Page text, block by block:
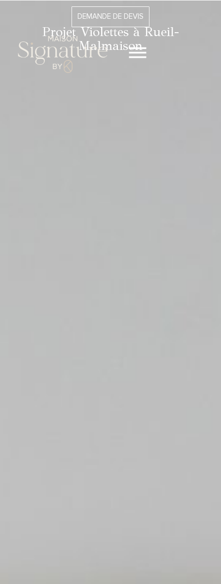
DEMANDE DE DEVIS
Projet Violettes à Rueil-
Malmaison